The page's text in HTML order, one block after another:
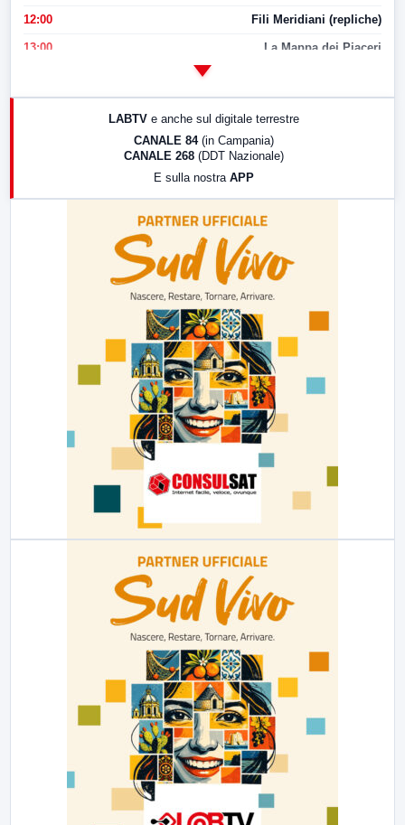
12:00 Fili Meridiani (repliche)
13:00 La Mappa dei Piaceri
LABTV e anche sul digitale terrestre
CANALE 84 (in Campania)
CANALE 268 (DDT Nazionale)
E sulla nostra APP